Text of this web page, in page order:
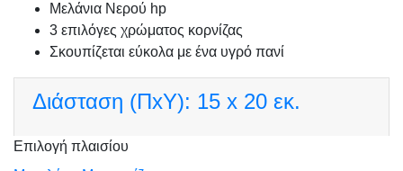
Μελάνια Νερού hp
3 επιλόγες χρώματος κορνίζας
Σκουπίζεται εύκολα με ένα υγρό πανί
Διάσταση (ΠxΥ): 15 x 20 εκ.
Επιλογή πλαισίου